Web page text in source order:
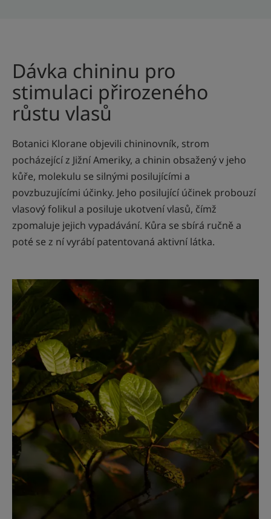
Dávka chininu pro
stimulaci přirozeného
růstu vlasů
Botanici Klorane objevili chininovník, strom
pocházející z Jižní Ameriky, a chinin obsažený v jeho
kůře, molekulu se silnými posilujícími a
povzbuzujícími účinky. Jeho posilující účinek probouzí
vlasový folikul a posiluje ukotvení vlasů, čímž
zpomaluje jejich vypadávání. Kůra se sbírá ručně a
poté se z ní vyrábí patentovaná aktivní látka.